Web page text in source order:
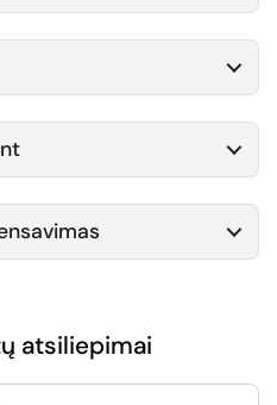
atsiliepimai